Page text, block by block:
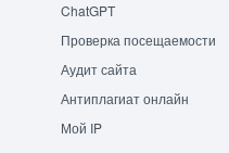
ChatGPT
Проверка посещаемости
Аудит сайта
Антиплагиат онлайн
Мой IP